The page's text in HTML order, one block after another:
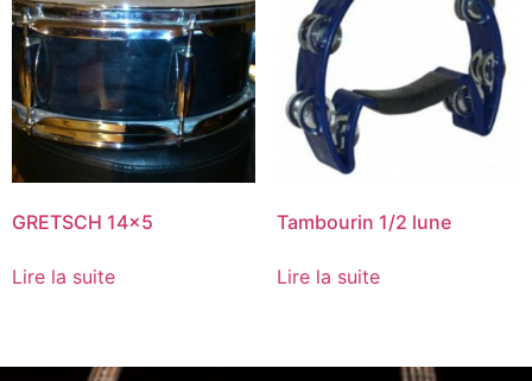
GRETSCH 14×5
Lire la suite
Tambourin 1/2 lune
Lire la suite